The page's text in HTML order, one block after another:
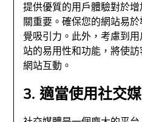
提供優質的用戶體驗對於
關重要。確保您的網站易
覺吸引力。此外，考慮到
站的易用性和功能，將使
網站互動。
3. 適當使用社交